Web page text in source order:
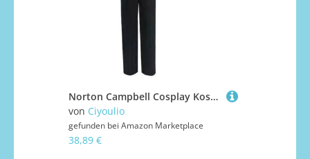
Norton Campbell Cosplay Kostüm Herren Schwarz Explorer Uniform Komplettes Set Anime Kleidung Spiel Charakter Rollenspiel Outfits Anime Karneval Party Halloween Kostüm
von Ciyoulio
gefunden bei Amazon Marketplace
38,89 €